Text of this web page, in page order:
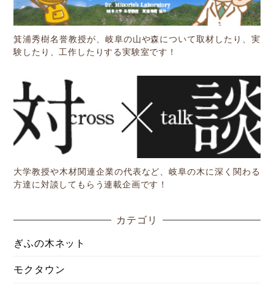
箕浦秀樹名誉教授が、岐阜の山や森について取材したり、実
験したり、工作したりする実験室です！
大学教授や木材関連企業の代表など、岐阜の木に深く関わる
方達に対談してもらう連載企画です！
カテゴリ
ぎふの木ネット
モクタウン